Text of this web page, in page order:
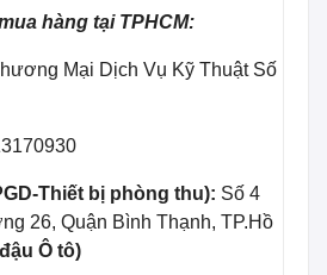
hàng tại TPHCM:
Mại Dịch Vụ Kỹ Thuật Số
Thiết bị phòng thu): Số 4
26, Quận Bình Thạnh, TP.Hồ
Ô tô)